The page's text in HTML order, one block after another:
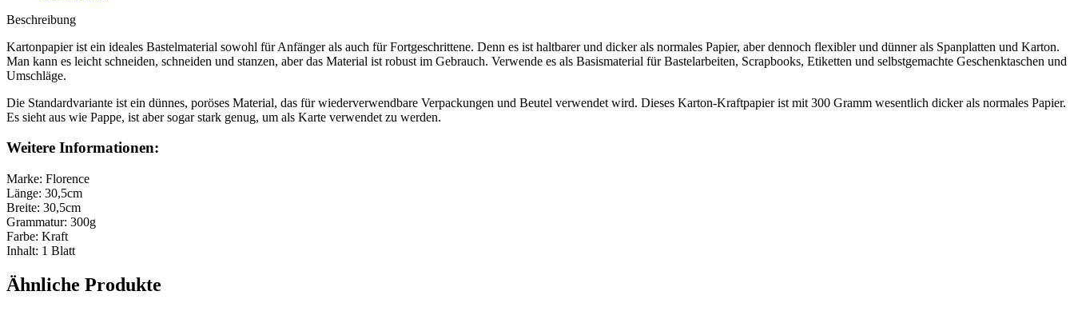
Beschreibung
Kartonpapier ist ein ideales Bastelmaterial sowohl für Anfänger als auch für Fortgeschrittene. Denn es ist haltbarer und dicker als normales Papier, aber dennoch flexibler und dünner als Spanplatten und Karton.
Man kann es leicht schneiden, schneiden und stanzen, aber das Material ist robust im Gebrauch. Verwende es als Basismaterial für Bastelarbeiten, Scrapbooks, Etiketten und selbstgemachte Geschenktaschen und
Umschläge.
Die Standardvariante ist ein dünnes, poröses Material, das für wiederverwendbare Verpackungen und Beutel verwendet wird. Dieses Karton-Kraftpapier ist mit 300 Gramm wesentlich dicker als normales Papier.
Es sieht aus wie Pappe, ist aber sogar stark genug, um als Karte verwendet zu werden.
Weitere Informationen:
Marke: Florence
Länge: 30,5cm
Breite: 30,5cm
Grammatur: 300g
Farbe: Kraft
Inhalt: 1 Blatt
Ähnliche Produkte